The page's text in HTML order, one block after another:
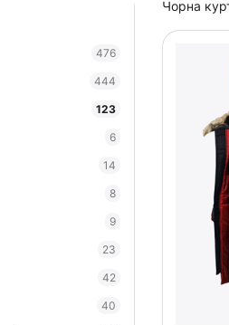
Чорна
476
444
123
6
14
8
9
23
42
40